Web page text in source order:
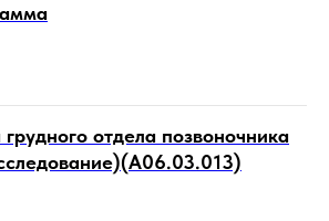
отдела позвоночника